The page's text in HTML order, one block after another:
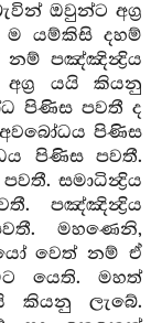
ඔවුන්ට අග්‍ර
යම්කිසි දහම්
පඤ්ඤින්‍ද්‍රිය
යයි කියනු
පිණිස පවතී ද
අවබෝධය පිණිස
පිණිස පවතී.
සමාධින්‍ද්‍රිය
පඤ්ඤින්‍ද්‍රිය
මහණෙනි,
වෙත් නම් ඒ
යෙති. මහත්
කියනු ලැබේ.